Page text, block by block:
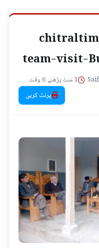
team-visit-
•
1 منٹ پڑھنے کا وقت
پرنٹ کریں